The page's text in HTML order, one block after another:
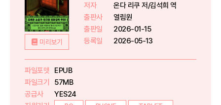
미리보기
저자
온다 리쿠 저/김석희 역
출판사
열림원
출판일
2026-01-15
등록일
2026-05-13
파일포맷
EPUB
파일크기
57MB
공급사
YES24